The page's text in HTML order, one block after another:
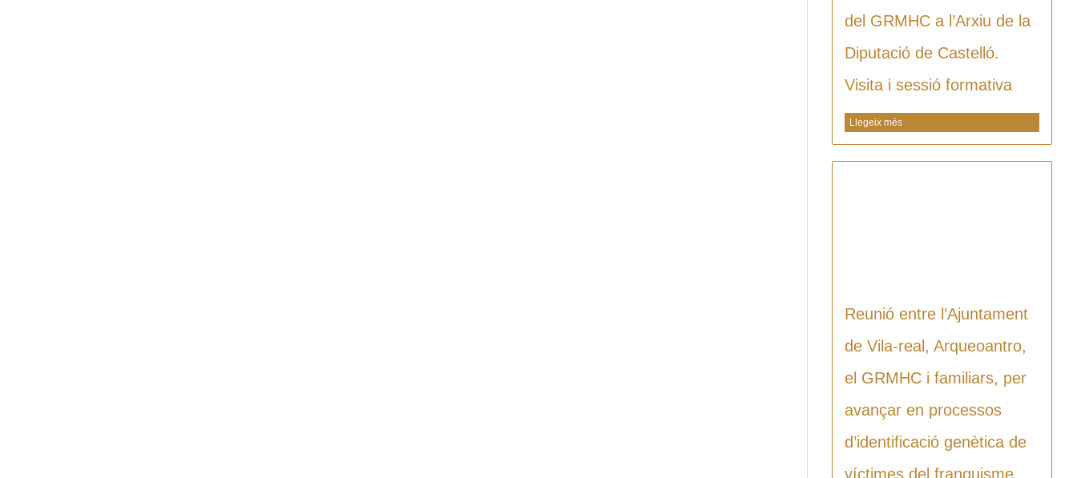
del GRMHC a l’Arxiu de la
Diputació de Castelló.
Visita i sessió formativa
Llegeix més
Reunió entre l’Ajuntament
de Vila-real, Arqueoantro,
el GRMHC i familiars, per
avançar en processos
d’identificació genètica de
víctimes del franquisme